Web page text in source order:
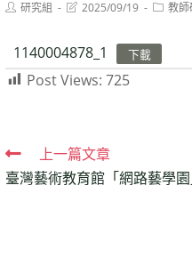
Post研究組
Post2025/09/19
Post教
1140004878_1 下載
Post Views: 725
Read
more
上一篇文章
臺灣藝術教育館「網路藝學